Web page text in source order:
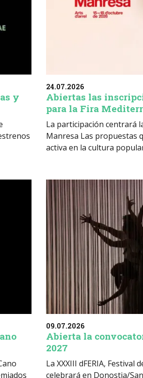
y
24.07.2026
Abiertas las
para la Fira
La participación centrará
Manresa Las propuestas
activa en la cultura
09.07.2026
Abierta la
2027
La XXXIII dFERIA, Festival
celebrará en Donostia/